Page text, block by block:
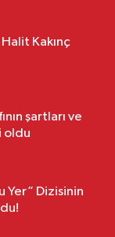
Kakınç
şartları ve
oldu
Yer” Dizisinin